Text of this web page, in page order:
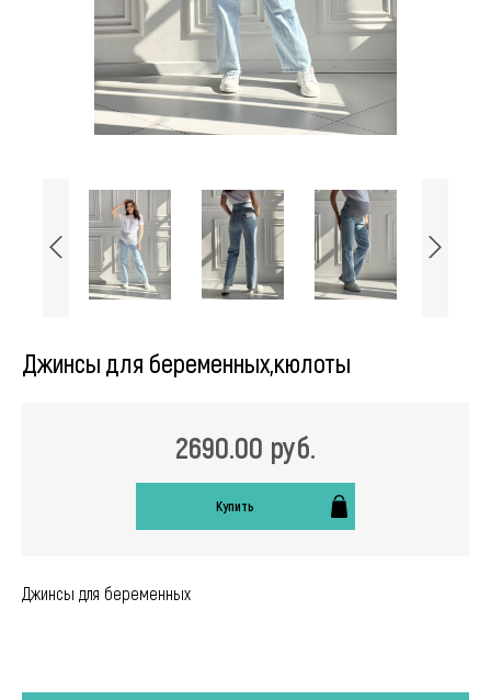
Джинсы для беременных,кюлоты
2690.00 руб.
Купить
Джинсы для беременных